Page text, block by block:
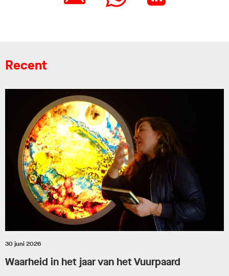
Recent
30 juni 2026
Waarheid in het jaar van het Vuurpaard